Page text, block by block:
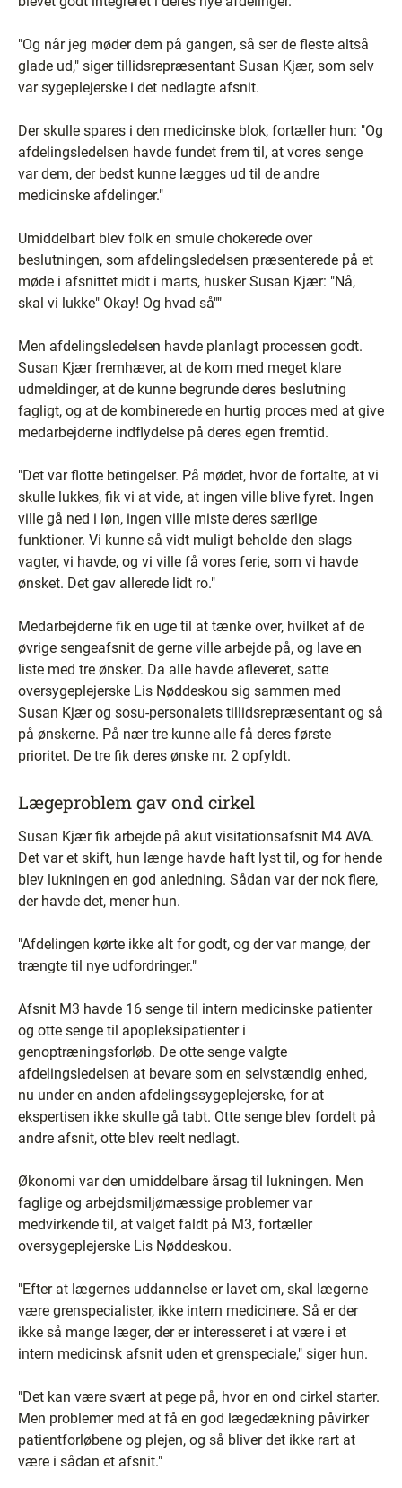
"Og når jeg møder dem på gangen, så ser de fleste altså
glade ud," siger tillidsrepræsentant Susan Kjær, som selv
var sygeplejerske i det nedlagte afsnit.
Der skulle spares i den medicinske blok, fortæller hun: "Og
afdelingsledelsen havde fundet frem til, at vores senge
var dem, der bedst kunne lægges ud til de andre
medicinske afdelinger."
Umiddelbart blev folk en smule chokerede over
beslutningen, som afdelingsledelsen præsenterede på et
møde i afsnittet midt i marts, husker Susan Kjær: "Nå,
skal vi lukke" Okay! Og hvad så""
Men afdelingsledelsen havde planlagt processen godt.
Susan Kjær fremhæver, at de kom med meget klare
udmeldinger, at de kunne begrunde deres beslutning
fagligt, og at de kombinerede en hurtig proces med at give
medarbejderne indflydelse på deres egen fremtid.
"Det var flotte betingelser. På mødet, hvor de fortalte, at vi
skulle lukkes, fik vi at vide, at ingen ville blive fyret. Ingen
ville gå ned i løn, ingen ville miste deres særlige
funktioner. Vi kunne så vidt muligt beholde den slags
vagter, vi havde, og vi ville få vores ferie, som vi havde
ønsket. Det gav allerede lidt ro."
Medarbejderne fik en uge til at tænke over, hvilket af de
øvrige sengeafsnit de gerne ville arbejde på, og lave en
liste med tre ønsker. Da alle havde afleveret, satte
oversygeplejerske Lis Nøddeskou sig sammen med
Susan Kjær og sosu-personalets tillidsrepræsentant og så
på ønskerne. På nær tre kunne alle få deres første
prioritet. De tre fik deres ønske nr. 2 opfyldt.
Lægeproblem gav ond cirkel
Susan Kjær fik arbejde på akut visitationsafsnit M4 AVA.
Det var et skift, hun længe havde haft lyst til, og for hende
blev lukningen en god anledning. Sådan var der nok flere,
der havde det, mener hun.
"Afdelingen kørte ikke alt for godt, og der var mange, der
trængte til nye udfordringer."
Afsnit M3 havde 16 senge til intern medicinske patienter
og otte senge til apopleksipatienter i
genoptræningsforløb. De otte senge valgte
afdelingsledelsen at bevare som en selvstændig enhed,
nu under en anden afdelingssygeplejerske, for at
ekspertisen ikke skulle gå tabt. Otte senge blev fordelt på
andre afsnit, otte blev reelt nedlagt.
Økonomi var den umiddelbare årsag til lukningen. Men
faglige og arbejdsmiljømæssige problemer var
medvirkende til, at valget faldt på M3, fortæller
oversygeplejerske Lis Nøddeskou.
"Efter at lægernes uddannelse er lavet om, skal lægerne
være grenspecialister, ikke intern medicinere. Så er der
ikke så mange læger, der er interesseret i at være i et
intern medicinsk afsnit uden et grenspeciale," siger hun.
"Det kan være svært at pege på, hvor en ond cirkel starter.
Men problemer med at få en god lægedækning påvirker
patientforløbene og plejen, og så bliver det ikke rart at
være i sådan et afsnit."